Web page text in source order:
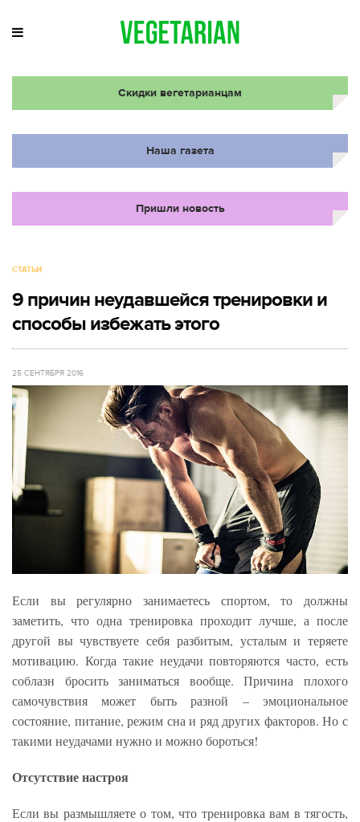
Скидки вегетарианцам
Наша газета
Пришли новость
СТАТЬИ
9 причин неудавшейся тренировки и
способы избежать этого
25 СЕНТЯБРЯ 2016
Если вы регулярно занимаетесь спортом, то должны
заметить, что одна тренировка проходит лучше, а после
другой вы чувствуете себя разбитым, усталым и теряете
мотивацию. Когда такие неудачи повторяются часто, есть
соблазн бросить заниматься вообще. Причина плохого
самочувствия может быть разной – эмоциональное
состояние, питание, режим сна и ряд других факторов. Но с
такими неудачами нужно и можно бороться!
Отсутствие настроя
Если вы размышляете о том, что тренировка вам в тягость,